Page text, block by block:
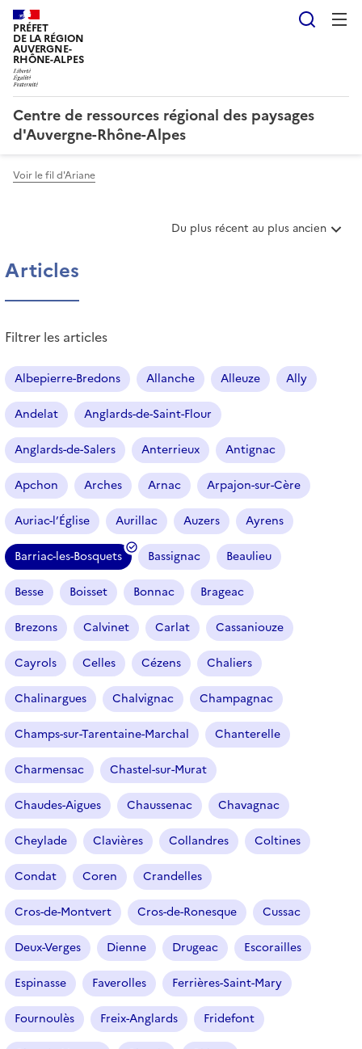
PRÉFET
DE LA RÉGION
AUVERGNE-
RHÔNE-ALPES
Centre de ressources régional des paysages
d'Auvergne-Rhône-Alpes
Voir le fil d'Ariane
T
t
i
c
l
e
s
Du plus récent au plus ancien
Articles
Filtrer les articles
Albepierre-Bredons Allanche Alleuze Ally
Andelat Anglards-de-Saint-Flour
Anglards-de-Salers Anterrieux Antignac
Apchon Arches Arnac Arpajon-sur-Cère
Auriac-l’Église Aurillac Auzers Ayrens
Barriac-les-Bosquets
(
f
i
s
é
l
e
c
t
i
o
n
n
)
Bassignac Beaulieu
Besse Boisset Bonnac Brageac
Brezons Calvinet Carlat Cassaniouze
Cayrols Celles Cézens Chaliers
Chalinargues Chalvignac Champagnac
Champs-sur-Tarentaine-Marchal Chanterelle
Charmensac Chastel-sur-Murat
Chaudes-Aigues Chaussenac Chavagnac
Cheylade Clavières Collandres Coltines
Condat Coren Crandelles
Cros-de-Montvert Cros-de-Ronesque Cussac
Deux-Verges Dienne Drugeac Escorailles
Espinasse Faverolles Ferrières-Saint-Mary
Fournoulès Freix-Anglards Fridefont